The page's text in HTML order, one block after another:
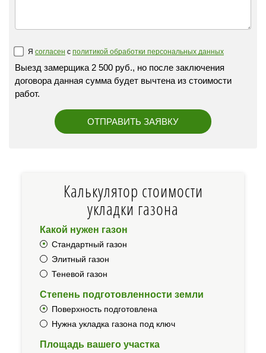
Я согласен с политикой обработки персональных данных
Выезд замерщика 2 500 руб., но после заключения
договора данная сумма будет вычтена из стоимости
работ.
Калькулятор стоимости
укладки газона
Какой нужен газон
Стандартный газон
Элитный газон
Теневой газон
Степень подготовленности земли
Поверхность подготовлена
Нужна укладка газона под ключ
Площадь вашего участка